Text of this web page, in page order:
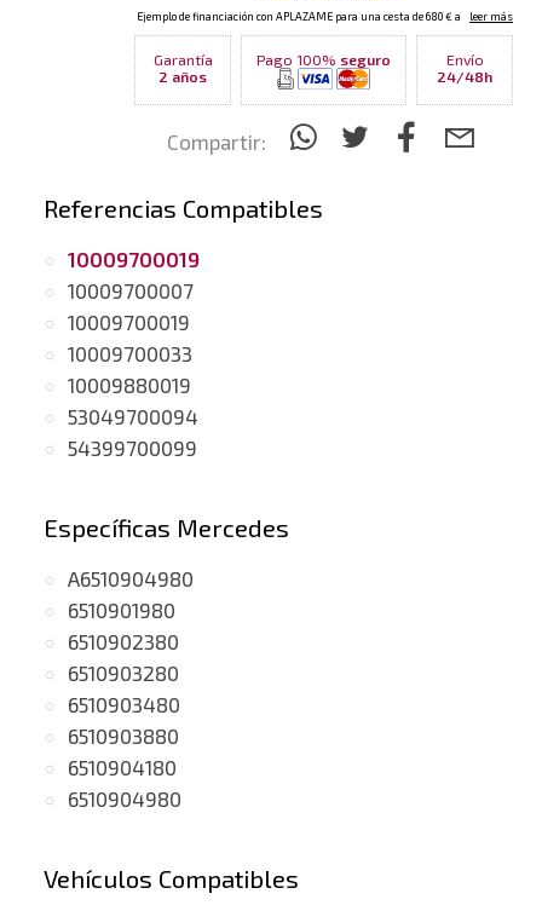
Garantía
2 años
Pago 100% seguro
Envío
24/48h
Compartir:
Referencias Compatibles
10009700019
10009700007
10009700019
10009700033
10009880019
53049700094
54399700099
Específicas Mercedes
A6510904980
6510901980
6510902380
6510903280
6510903480
6510903880
6510904180
6510904980
Vehículos Compatibles